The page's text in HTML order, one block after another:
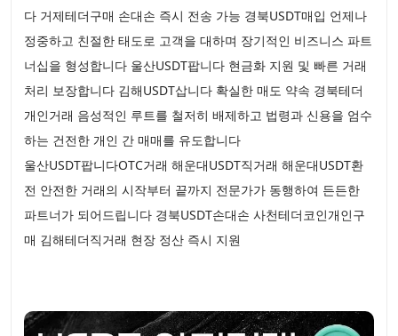
다 거제테더구매 손대손 즉시 전송 가능 경북USDT매입 언제나
정중하고 친절한 태도로 고객을 대하며 장기적인 비즈니스 파트
너십을 형성합니다 울산USDT팝니다 현금화 지원 및 빠른 거래
처리 보장합니다 김해USDT삽니다 확실한 매도 약속 경북테더
개인거래 음성적인 루트를 철저히 배제하고 법령과 신용을 엄수
하는 건전한 개인 간 매매를 유도합니다
울산USDT팝니다OTC거래 해운대USDT직거래 해운대USDT환
전 안전한 거래의 시작부터 끝까지 전문가가 동행하여 든든한
파트너가 되어드립니다 경북USDT손대손 사천테더코인개인구
매 김해테더직거래 현장 정산 즉시 지원